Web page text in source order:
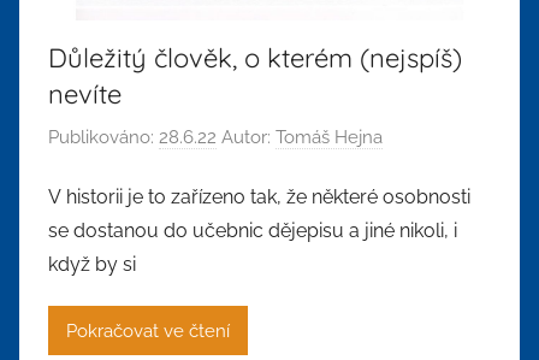
Důležitý člověk, o kterém (nejspíš)
nevíte
Publikováno: 28.6.22 Autor: Tomáš Hejna
V historii je to zařízeno tak, že některé osobnosti
se dostanou do učebnic dějepisu a jiné nikoli, i
když by si
Pokračovat ve čtení